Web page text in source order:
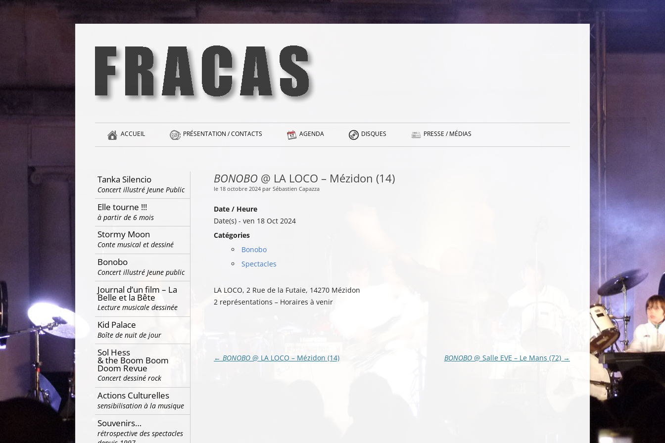
Aller
Fracas
ACCUEIL PRÉSENTATION / CONTACTS AGENDA DISQUES PRESSE / MÉDIAS
BONOBO @ LA LOCO – Mézidon (14)
le 18 octobre 2024 par Sébastien Capazza
Date / Heure
Date(s) - ven 18 Oct 2024
Catégories
Bonobo
Spectacles
LA LOCO, 2 Rue de la Futaie, 14270 Mézidon
2 représentations – Horaires à venir
Navigation
← BONOBO @ LA LOCO – Mézidon (14) BONOBO @ Salle EVE – Le Mans (72) →
Tanka Silencio
Concert illustré Jeune Public
Elle tourne !!!
à partir de 6 mois
Stormy Moon
Conte musical et dessiné
Bonobo
Concert illustré Jeune public
Journal d’un film – La
Belle et la Bête
Lecture musicale dessinée
Kid Palace
Boîte de nuit de jour
Sol Hess
& the Boom Boom
Doom Revue
Concert dessiné rock
Actions Culturelles
sensibilisation à la musique
Souvenirs…
rétrospective des spectacles